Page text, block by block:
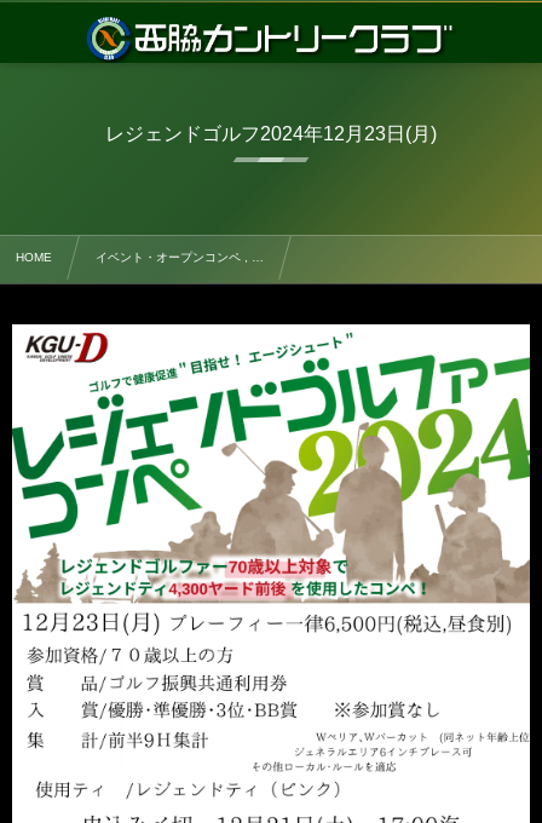
レジェンドゴルフ2024年12月23日(月)
HOME イベント・オープンコンペ , …